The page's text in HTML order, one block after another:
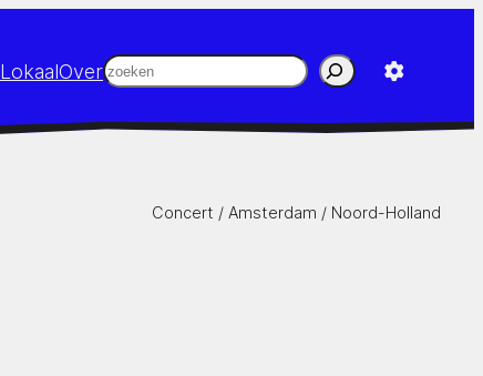
LokaalOverZoeken
Concert / Amsterdam / Noord-Holland